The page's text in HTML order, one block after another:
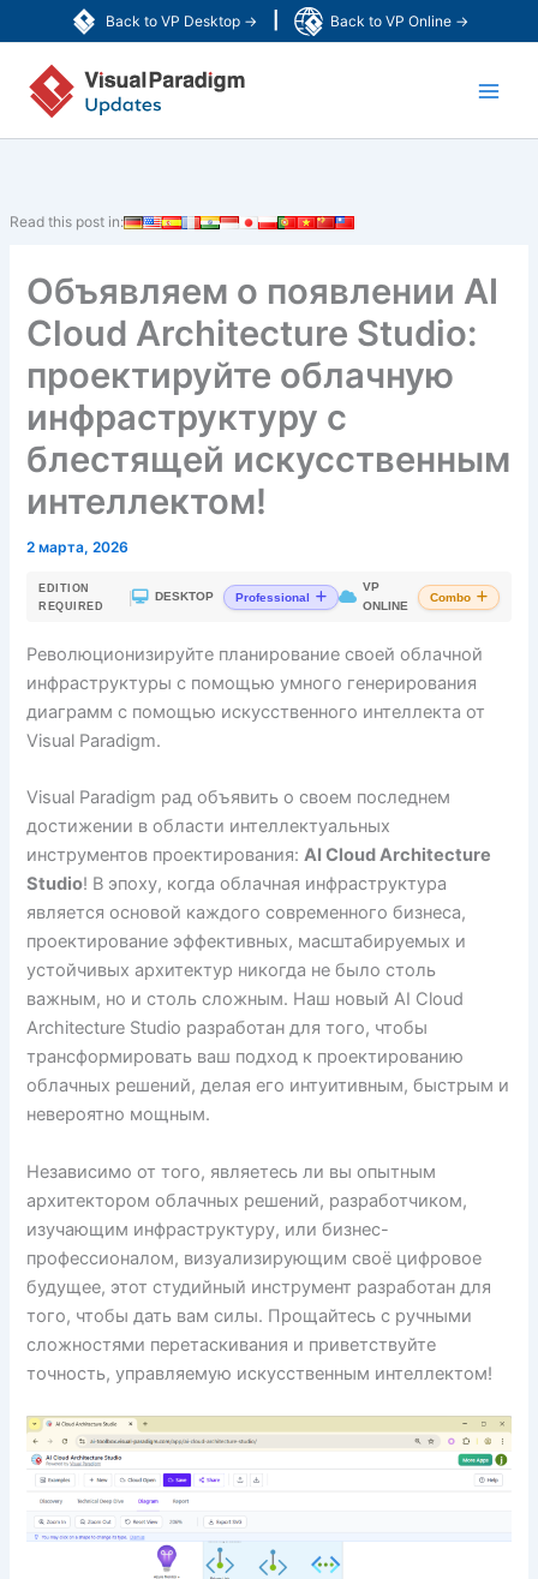
Back to VP Desktop → Back to VP Online →
к
содержимому
Read this post in:
Объявляем о появлении AI
Cloud Architecture Studio:
проектируйте облачную
инфраструктуру с
блестящей искусственным
интеллектом!
2 марта, 2026
EDITION
REQUIRED
DESKTOP Professional
VP
ONLINE
Combo
Революционизируйте планирование своей облачной
инфраструктуры с помощью умного генерирования
диаграмм с помощью искусственного интеллекта от
Visual Paradigm.
Visual Paradigm рад объявить о своем последнем
достижении в области интеллектуальных
инструментов проектирования:AI Cloud Architecture
Studio! В эпоху, когда облачная инфраструктура
является основой каждого современного бизнеса,
проектирование эффективных, масштабируемых и
устойчивых архитектур никогда не было столь
важным, но и столь сложным. Наш новый AI Cloud
Architecture Studio разработан для того, чтобы
трансформировать ваш подход к проектированию
облачных решений, делая его интуитивным, быстрым и
невероятно мощным.
Независимо от того, являетесь ли вы опытным
архитектором облачных решений, разработчиком,
изучающим инфраструктуру, или бизнес-
профессионалом, визуализирующим своё цифровое
будущее, этот студийный инструмент разработан для
того, чтобы дать вам силы. Прощайтесь с ручными
сложностями перетаскивания и приветствуйте
точность, управляемую искусственным интеллектом!